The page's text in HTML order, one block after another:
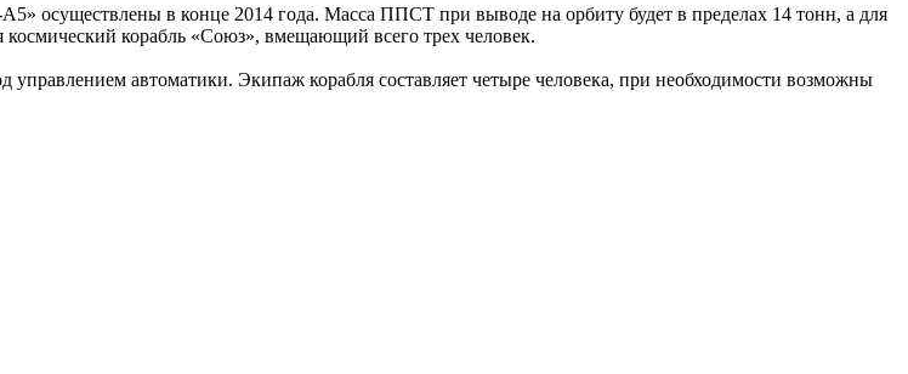
осуществлены в конце 2014 года. Масса ППСТ при выводе на орбиту будет в пределах 14 тонн, а для
корабль «Союз», вмещающий всего трех человек.
автоматики. Экипаж корабля составляет четыре человека, при необходимости возможны